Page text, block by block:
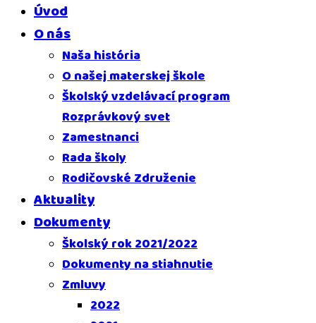
Úvod
O nás
Naša história
O našej materskej škole
Školský vzdelávací program
Rozprávkový svet
Zamestnanci
Rada školy
Rodičovské Združenie
Aktuality
Dokumenty
Školský rok 2021/2022
Dokumenty na stiahnutie
Zmluvy
2022